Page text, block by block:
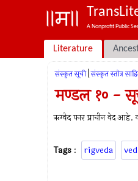
A Nonprofit Public
Literature
संस्कृत सूची संस्कृत स्तोत्र
मण्डल १० -
ऋग्वेद फार प्राचीन वेद
Tags : rigveda ved